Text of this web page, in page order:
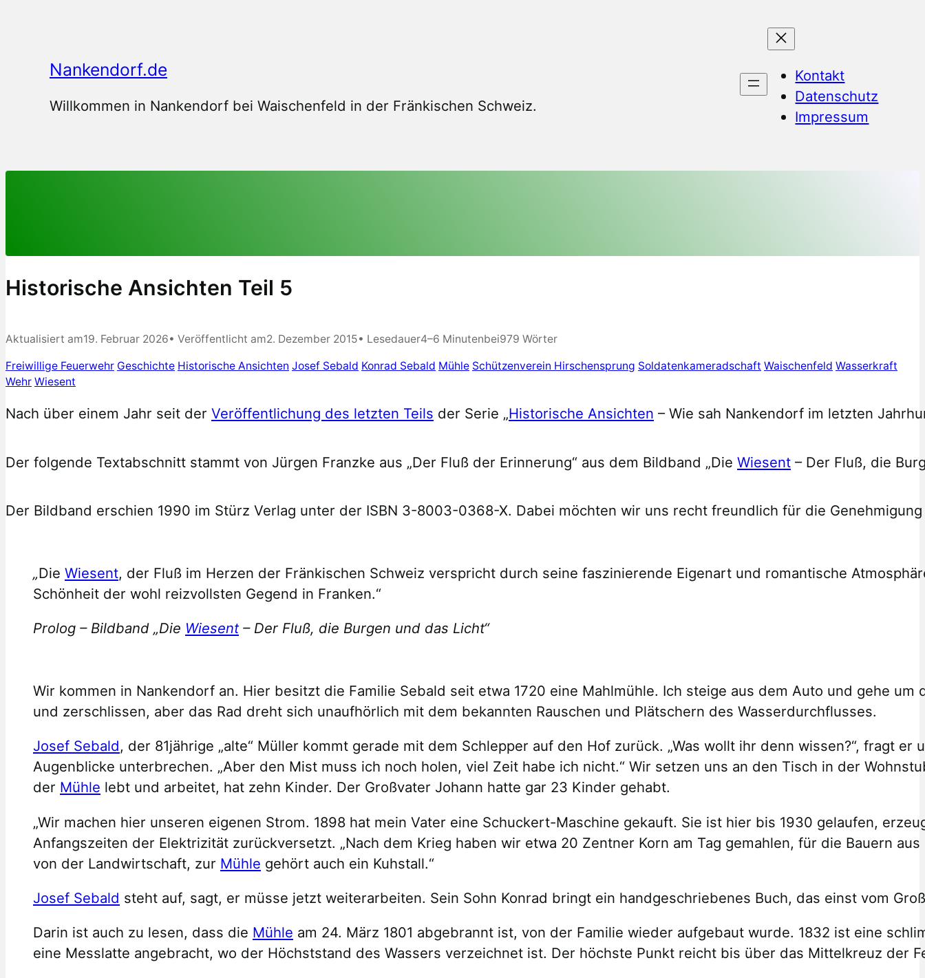
Nankendorf.de
Willkommen in Nankendorf bei Waischenfeld in der Fränkischen Schweiz.
Kontakt
Datenschutz
Impressum
Historische Ansichten Teil 5
Aktualisiert am19. Februar 2026• Veröffentlicht am2. Dezember 2015• Lesedauer4–6 Minutenbei979 Wörter
Freiwillige Feuerwehr Geschichte Historische Ansichten Josef Sebald Konrad Sebald Mühle Schützenverein Hirschensprung Soldatenkameradschaft Waischenfeld Wasserkraft
Wehr Wiesent
Nach über einem Jahr seit der Veröffentlichung des letzten Teils der Serie „Historische Ansichten – Wie sah Nankendorf im letzten
Der folgende Textabschnitt stammt von Jürgen Franzke aus „Der Fluß der Erinnerung“ aus dem Bildband „Die Wiesent – Der Fluß, die
Der Bildband erschien 1990 im Stürz Verlag unter der ISBN 3-8003-0368-X. Dabei möchten wir uns recht freundlich für die
„Die Wiesent, der Fluß im Herzen der Fränkischen Schweiz verspricht durch seine faszinierende Eigenart und romantische
Schönheit der wohl reizvollsten Gegend in Franken.“
Prolog – Bildband „Die Wiesent– Der Fluß, die Burgen und das Licht“
Wir kommen in Nankendorf an. Hier besitzt die Familie Sebald seit etwa 1720 eine Mahlmühle. Ich steige aus dem Auto und gehe
und zerschlissen, aber das Rad dreht sich unaufhörlich mit dem bekannten Rauschen und Plätschern des Wasserdurchflusses.
Josef Sebald, der 81jährige „alte“ Müller kommt gerade mit dem Schlepper auf den Hof zurück. „Was wollt ihr denn wissen?“, fragt
Augenblicke unterbrechen. „Aber den Mist muss ich noch holen, viel Zeit habe ich nicht.“ Wir setzen uns an den Tisch in der
der Mühle lebt und arbeitet, hat zehn Kinder. Der Großvater Johann hatte gar 23 Kinder gehabt.
„Wir machen hier unseren eigenen Strom. 1898 hat mein Vater eine Schuckert-Maschine gekauft. Sie ist hier bis 1930 gelaufen,
Anfangszeiten der Elektrizität zurückversetzt. „Nach dem Krieg haben wir etwa 20 Zentner Korn am Tag gemahlen, für die Bauern
von der Landwirtschaft, zur Mühle gehört auch ein Kuhstall.“
Josef Sebald steht auf, sagt, er müsse jetzt weiterarbeiten. Sein Sohn Konrad bringt ein handgeschriebenes Buch, das einst vom
Darin ist auch zu lesen, dass die Mühle am 24. März 1801 abgebrannt ist, von der Familie wieder aufgebaut wurde. 1832 ist eine
eine Messlatte angebracht, wo der Höchststand des Wassers verzeichnet ist. Der höchste Punkt reicht bis über das Mittelkreuz der